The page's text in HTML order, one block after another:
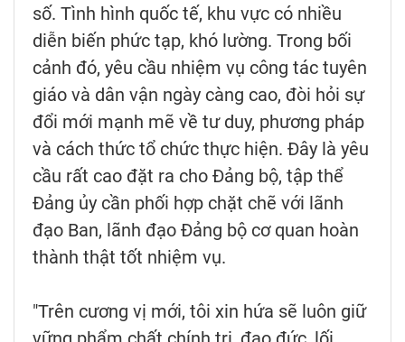
số. Tình hình quốc tế, khu vực có nhiều
diễn biến phức tạp, khó lường. Trong bối
cảnh đó, yêu cầu nhiệm vụ công tác tuyên
giáo và dân vận ngày càng cao, đòi hỏi sự
đổi mới mạnh mẽ về tư duy, phương pháp
và cách thức tổ chức thực hiện. Đây là yêu
cầu rất cao đặt ra cho Đảng bộ, tập thể
Đảng ủy cần phối hợp chặt chẽ với lãnh
đạo Ban, lãnh đạo Đảng bộ cơ quan hoàn
thành thật tốt nhiệm vụ.
"Trên cương vị mới, tôi xin hứa sẽ luôn giữ